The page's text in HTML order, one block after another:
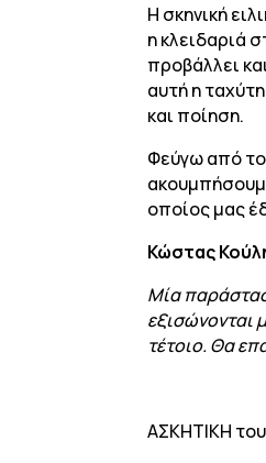
Η σκηνική
η κλειδαριά
προβάλλει
αυτή η
και ποίηση.
Φεύγω από το
οποίος μας
Κώστας
Μία
εξισώνονται
τέτοιο. Θα
ΑΣΚΗΤΙΚΗ